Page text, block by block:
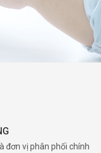
đơn vị phân phối chính